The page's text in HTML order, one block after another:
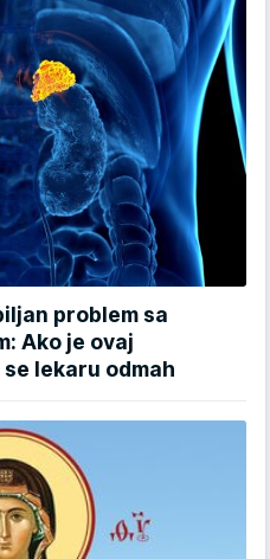
problem sa
Ako je ovaj
lekaru odmah